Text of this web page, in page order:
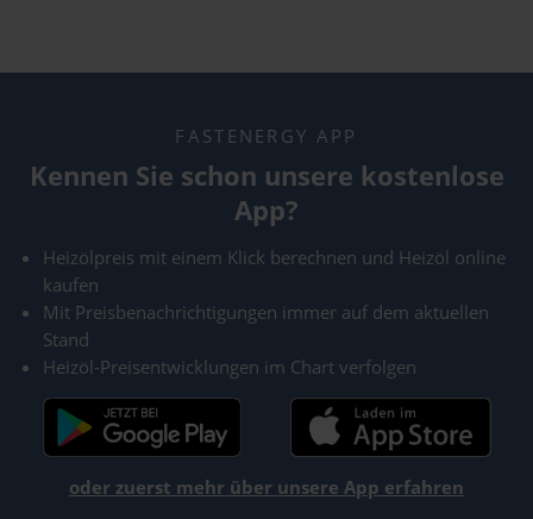
FASTENERGY APP
Kennen Sie schon unsere kostenlose
App?
Heizölpreis mit einem Klick berechnen und Heizöl online
kaufen
Mit Preisbenachrichtigungen immer auf dem aktuellen
Stand
Heizöl-Preisentwicklungen im Chart verfolgen
oder zuerst mehr über unsere App erfahren